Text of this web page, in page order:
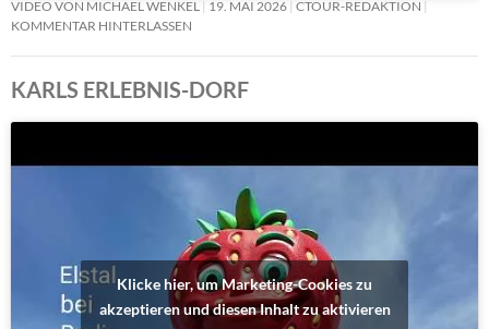
VIDEO VON MICHAEL WENKEL 19. MAI 2026 CTOUR-REDAKTION
KOMMENTAR HINTERLASSEN
KARLS ERLEBNIS-DORF
Klicke hier, um Marketing-Cookies zu
akzeptieren und diesen Inhalt zu aktivieren